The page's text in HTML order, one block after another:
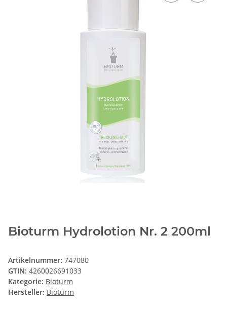
Bioturm Hydrolotion Nr. 2 200ml
Artikelnummer: 747080
GTIN: 4260026691033
Kategorie: Bioturm
Hersteller: Bioturm